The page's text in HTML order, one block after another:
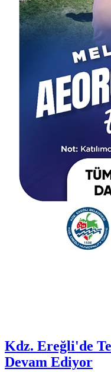
Kdz. Ereğli'de
Devam Ediyor